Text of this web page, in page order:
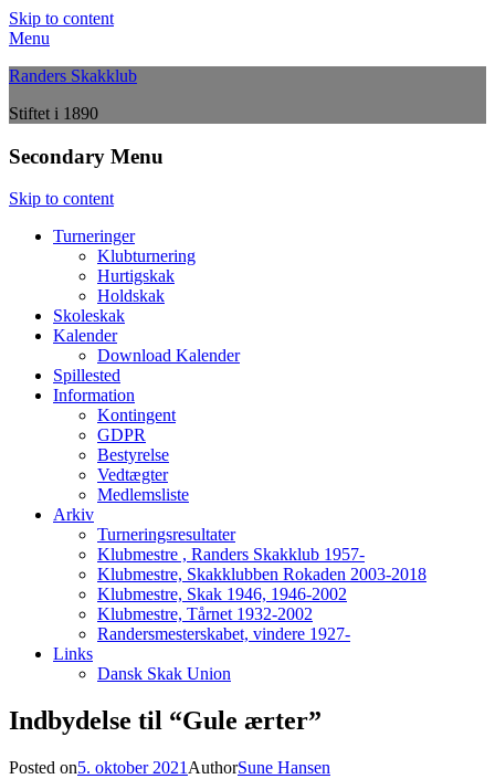
Skip to content
Menu
Randers Skakklub
Stiftet i 1890
Secondary Menu
Skip to content
Turneringer
Klubturnering
Hurtigskak
Holdskak
Skoleskak
Kalender
Download Kalender
Spillested
Information
Kontingent
GDPR
Bestyrelse
Vedtægter
Medlemsliste
Arkiv
Turneringsresultater
Klubmestre , Randers Skakklub 1957-
Klubmestre, Skakklubben Rokaden 2003-2018
Klubmestre, Skak 1946, 1946-2002
Klubmestre, Tårnet 1932-2002
Randersmesterskabet, vindere 1927-
Links
Dansk Skak Union
Indbydelse til “Gule ærter”
Posted on5. oktober 2021 AuthorSune Hansen